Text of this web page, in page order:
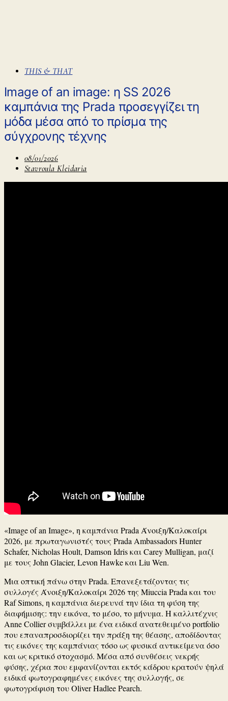
THIS & THAT
Image of an image: η SS 2026
καμπάνια της Prada προσεγγίζει τη
μόδα μέσα από το πρίσμα της
σύγχρονης τέχνης
08/01/2026
Stavroula Kleidaria
«Image of an Image», η καμπάνια Prada Άνοιξη/Καλοκαίρι
2026, με πρωταγωνιστές τους Prada Ambassadors Hunter
Schafer, Nicholas Hoult, Damson Idris και Carey Mulligan, μαζί
με τους John Glacier, Levon Hawke και Liu Wen.
Μια οπτική πάνω στην Prada. Επανεξετάζοντας τις
συλλογές Άνοιξη/Καλοκαίρι 2026 της Miuccia Prada και του
Raf Simons, η καμπάνια διερευνά την ίδια τη φύση της
διαφήμισης: την εικόνα, το μέσο, το μήνυμα. Η καλλιτέχνις
Anne Collier συμβάλλει με ένα ειδικά ανατεθειμένο portfolio
που επαναπροσδιορίζει την πράξη της θέασης, αποδίδοντας
τις εικόνες της καμπάνιας τόσο ως φυσικά αντικείμενα όσο
και ως κριτικό στοχασμό. Μέσα από συνθέσεις νεκρής
φύσης, χέρια που εμφανίζονται εκτός κάδρου κρατούν ψηλά
ειδικά φωτογραφημένες εικόνες της συλλογής, σε
φωτογράφιση του Oliver Hadlee Pearch.